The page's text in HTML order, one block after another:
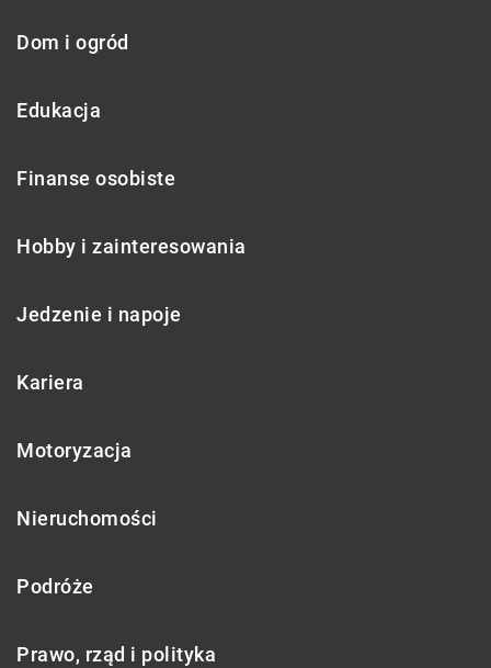
Dom i ogród
Edukacja
Finanse osobiste
Hobby i zainteresowania
Jedzenie i napoje
Kariera
Motoryzacja
Nieruchomości
Podróże
Prawo, rząd i polityka